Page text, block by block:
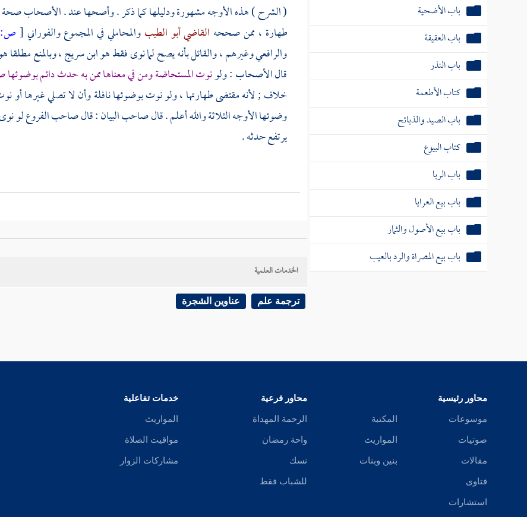
باب الأضحية
باب العقيقة
باب النذر
كتاب الأطعمة
باب الصيد والذبائح
كتاب البيوع
باب الربا
باب بيع العرايا
باب بيع الأصول والثمار
باب بيع المصراة والرد بالعيب
( الشرح ) هذه الأوجه مشهورة ودليلها كما ذكر . وأصحها عند . الأصحاب صحة
طهارة ، ممن صححه القاضي أبو الطيبوالمحامليفي المجموعوالفوراني[ص:
والرافعيوغيرهم ، والقائل بأنه يصح لما نوى فقط هوابن سريج، وبالمنع مطلقا
قال الأصحاب : ولونوت المستحاضة ومن في معناها ممن به حدث دائم
خلاف ; لأنه مقتضى طهارتها ، ولو نوت بوضوئها نافلة وأن لا تصلي غيرها
وضوئها الأوجه الثلاثة والله أعلم . قال صاحب البيان : قال صاحب الفروع لو
يرتفع حدثه .
الخدمات العلمية
ترجمة علم عناوين الشجرة
محاور رئيسية
موسوعات
صوتيات
مقالات
فتاوى
استشارات
المكتبة
المواريث
بنين وبنات
محاور فرعية
الرحمة المهداة
واحة رمضان
نسك
للشباب فقط
خدمات تفاعلية
المواريث
مواقيت الصلاة
مشاركات الزوار